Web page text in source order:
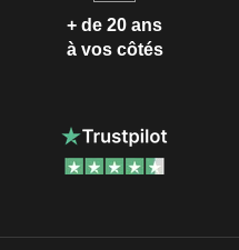
+ de 20 ans
à vos côtés